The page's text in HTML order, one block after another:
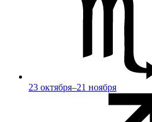
23 октября–21 ноября